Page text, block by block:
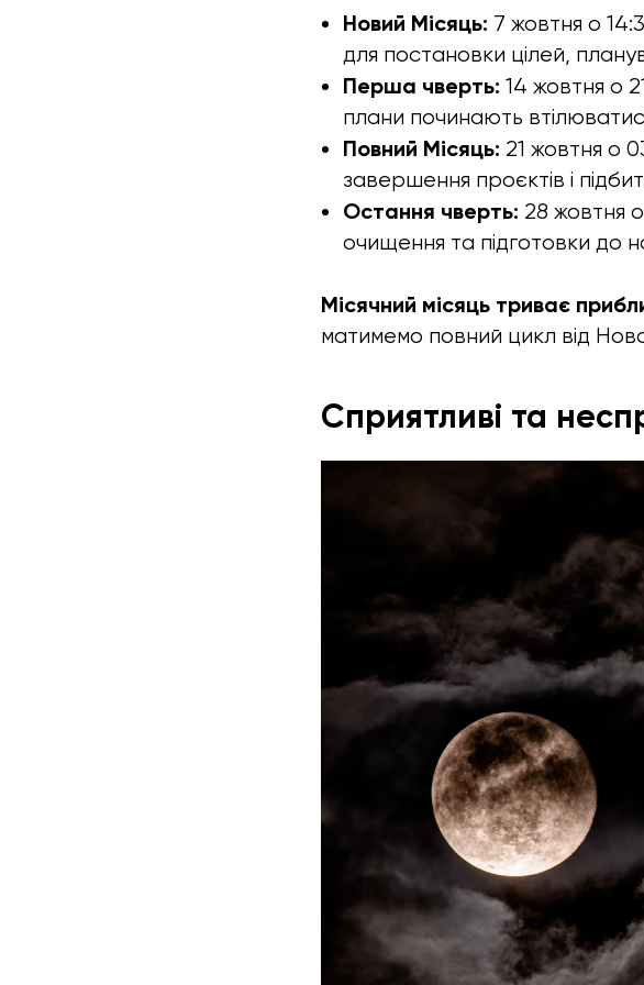
Новий Місяць: 7 жовтня о
для постановки цілей,
Перша чверть: 14 жовтня о
плани починають
Повний Місяць: 21 жовтня о
завершення проєктів і
Остання чверть: 28 жовтня
очищення та підготовки до
Місячний місяць триває
матимемо повний цикл від
Сприятливі та